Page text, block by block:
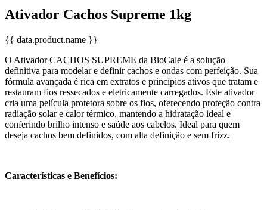
Ativador Cachos Supreme 1kg
{{ data.product.name }}
O Ativador CACHOS SUPREME da BioCale é a solução
definitiva para modelar e definir cachos e ondas com perfeição. Sua
fórmula avançada é rica em extratos e princípios ativos que tratam e
restauram fios ressecados e eletricamente carregados. Este ativador
cria uma película protetora sobre os fios, oferecendo proteção contra
radiação solar e calor térmico, mantendo a hidratação ideal e
conferindo brilho intenso e saúde aos cabelos. Ideal para quem
deseja cachos bem definidos, com alta definição e sem frizz.
Características e Benefícios: